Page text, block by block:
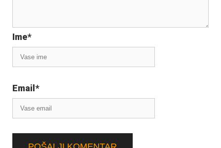
Ime*
Email *